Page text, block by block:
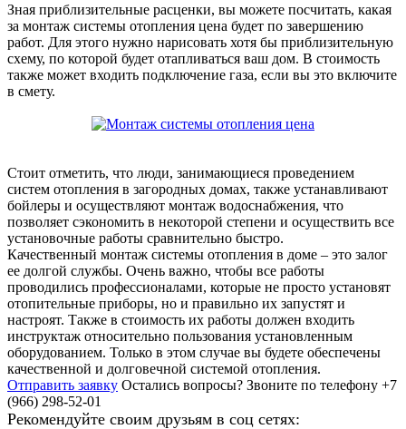
Зная приблизительные расценки, вы можете посчитать, какая
за монтаж системы отопления цена будет по завершению
работ. Для этого нужно нарисовать хотя бы приблизительную
схему, по которой будет отапливаться ваш дом. В стоимость
также может входить подключение газа, если вы это включите
в смету.
Стоит отметить, что люди, занимающиеся проведением
систем отопления в загородных домах, также устанавливают
бойлеры и осуществляют монтаж водоснабжения, что
позволяет сэкономить в некоторой степени и осуществить все
установочные работы сравнительно быстро.
Качественный монтаж системы отопления в доме – это залог
ее долгой службы. Очень важно, чтобы все работы
проводились профессионалами, которые не просто установят
отопительные приборы, но и правильно их запустят и
настроят. Также в стоимость их работы должен входить
инструктаж относительно пользования установленным
оборудованием. Только в этом случае вы будете обеспечены
качественной и долговечной системой отопления.
Отправить заявку Остались вопросы? Звоните по телефону +7
(966) 298-52-01
Рекомендуйте своим друзьям в соц сетях: